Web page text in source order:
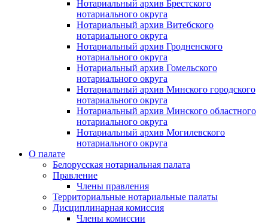
Нотариальный архив Брестского
нотариального округа
Нотариальный архив Витебского
нотариального округа
Нотариальный архив Гродненского
нотариального округа
Нотариальный архив Гомельского
нотариального округа
Нотариальный архив Минского городского
нотариального округа
Нотариальный архив Минского областного
нотариального округа
Нотариальный архив Могилевского
нотариального округа
О палате
Белорусская нотариальная палата
Правление
Члены правления
Территориальные нотариальные палаты
Дисциплинарная комиссия
Члены комиссии